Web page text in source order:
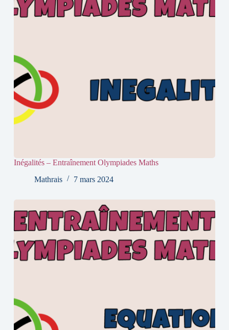
Inégalités – Entraînement Olympiades Maths
Mathrais
7 mars 2024